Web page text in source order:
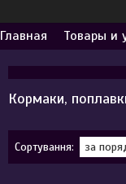
Главная Товары и
Кормаки,